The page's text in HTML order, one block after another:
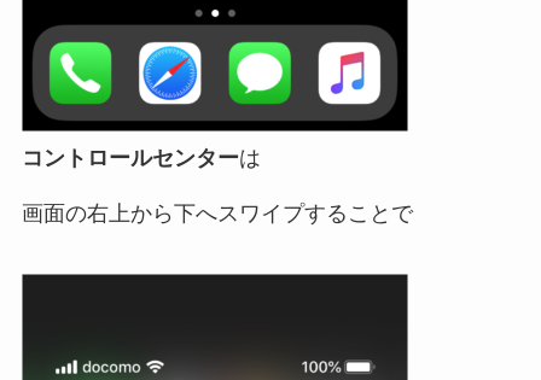
コントロールセンターは
画面の右上から下へスワイプすることで